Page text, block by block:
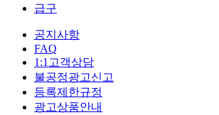
급구
공지사항
FAQ
1:1고객상담
불공정광고신고
등록제한규정
광고상품안내